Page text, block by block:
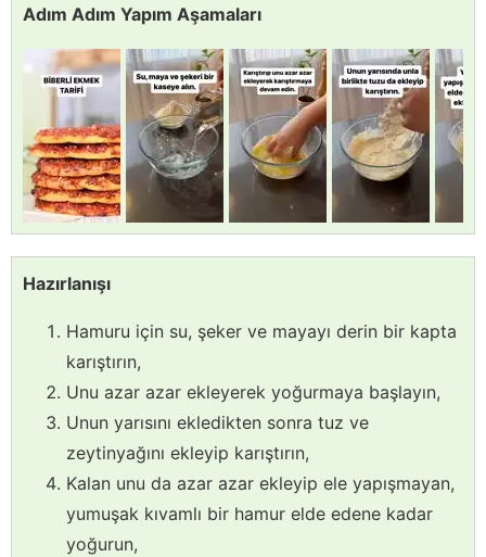
Adım Adım Yapım Aşamaları
Hazırlanışı
Hamuru için su, şeker ve mayayı derin bir kapta
karıştırın,
Unu azar azar ekleyerek yoğurmaya başlayın,
Unun yarısını ekledikten sonra tuz ve
zeytinyağını ekleyip karıştırın,
Kalan unu da azar azar ekleyip ele yapışmayan,
yumuşak kıvamlı bir hamur elde edene kadar
yoğurun,